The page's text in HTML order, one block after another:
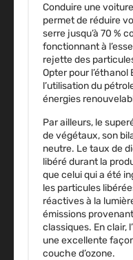
Conduire une
permet de réduire
serre jusqu’à 70 %
fonctionnant à
rejette des
Opter pour
l’utilisation du
énergies
Par ailleurs, le
de végétaux,son
neutre. Le taux de
libéré durant la
que celui qui a été
les particules
réactives à la
émissions
classiques. En clair,
une excellente
couche d’ozone.